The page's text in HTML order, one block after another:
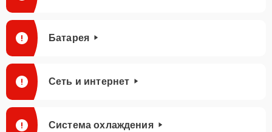
Батарея
Сеть и интернет
Система охлаждения